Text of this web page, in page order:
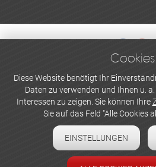
WERBEN UND
Newsletter
Cookie-
Cookies
Diese Website benötigt Ihr
Daten zu verwenden und Ihnen u.
Interessen zu zeigen. Sie können Ihre
Sie auf das Feld "Alle Cookies
EINSTELLUNGEN